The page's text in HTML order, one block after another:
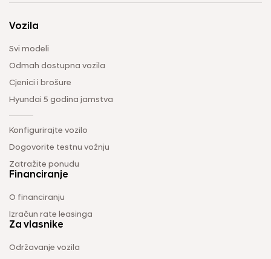
Vozila
Svi modeli
Odmah dostupna vozila
Cjenici i brošure
Hyundai 5 godina jamstva
Konfigurirajte vozilo
Dogovorite testnu vožnju
Zatražite ponudu
Financiranje
O financiranju
Izračun rate leasinga
Za vlasnike
Održavanje vozila